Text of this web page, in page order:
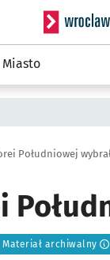
Serwis
Miasto
Południowej
Materiał archiwalny